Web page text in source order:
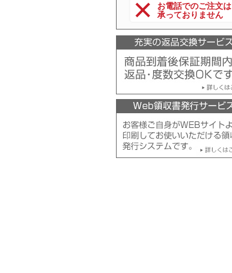
お電話でのご注文は
承っておりません